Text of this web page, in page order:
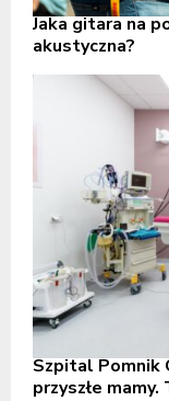
Jaka gitara na
akustyczna?
Szpital Pomnik
przyszłe mamy.